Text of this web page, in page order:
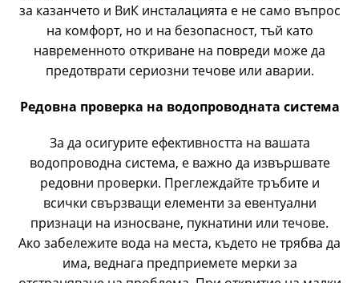
за казанчето и ВиК инсталацията е не само въпрос
на комфорт, но и на безопасност, тъй като
навременното откриване на повреди може да
предотврати сериозни течове или аварии.
Редовна проверка на водопроводната система
За да осигурите ефективността на вашата
водопроводна система, е важно да извършвате
редовни проверки. Преглеждайте тръбите и
всички свързващи елементи за евентуални
признаци на износване, пукнатини или течове.
Ако забележите вода на места, където не трябва да
има, веднага предприемете мерки за